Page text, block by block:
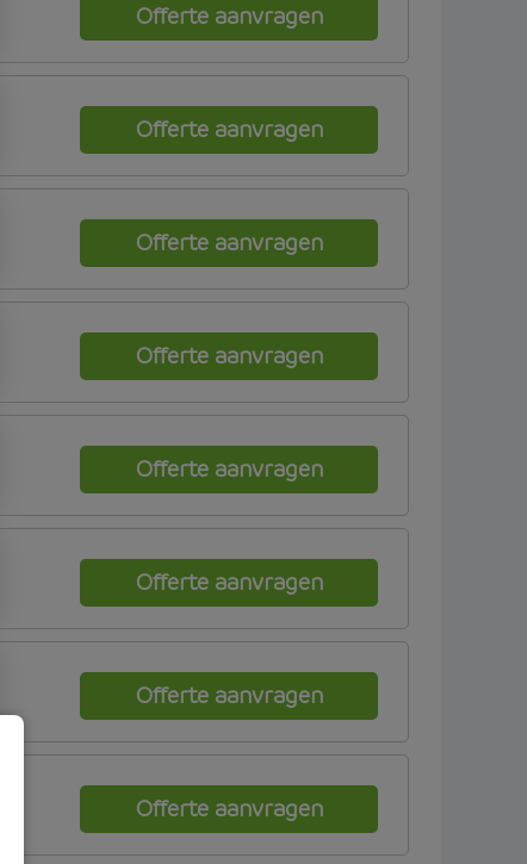
Offerte aanvragen
Offerte aanvragen
Offerte aanvragen
Offerte aanvragen
Offerte aanvragen
Offerte aanvragen
Offerte aanvragen
Offerte aanvragen